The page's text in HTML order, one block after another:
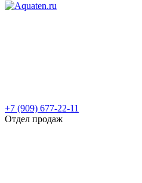
+7 (909) 677-22-11
Отдел продаж